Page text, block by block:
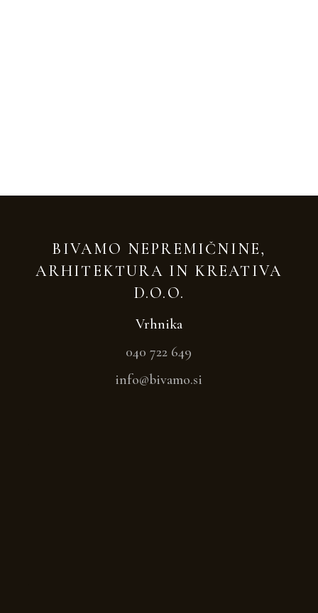
BIVAMO NEPREMIČNINE,
ARHITEKTURA IN KREATIVA
D.O.O.
Vrhnika
040 722 649
info@bivamo.si